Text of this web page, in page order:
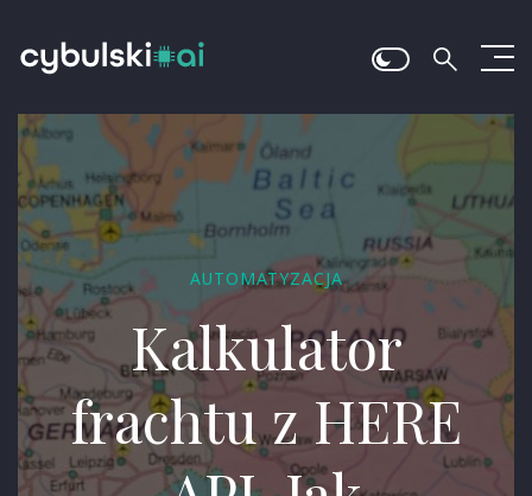
AUTOMATYZACJA
Kalkulator
frachtu z HERE